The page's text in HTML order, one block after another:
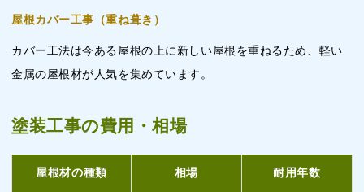
屋根カバー工事（重ね葺き）
カバー工法は今ある屋根の上に新しい屋根を重ねるため、軽い
金属の屋根材が人気を集めています。
塗装工事の費用・相場
屋根材の種類 相場 耐用年数